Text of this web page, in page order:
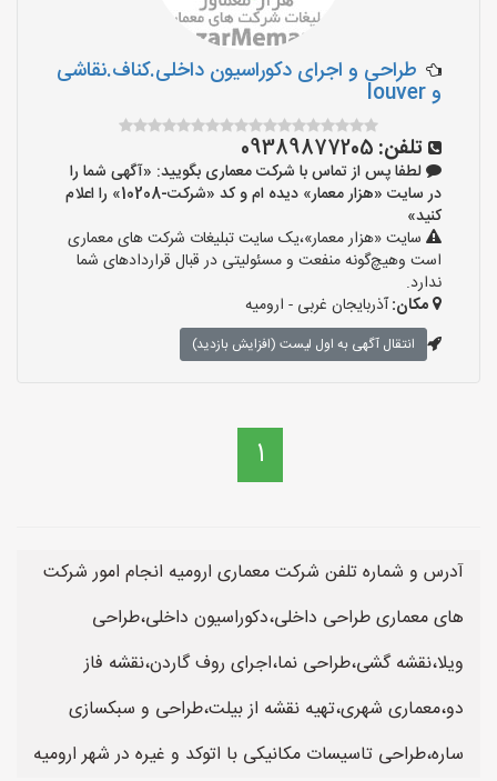
طراحی و اجرای دکوراسیون داخلی.کناف.نقاشی
و louver
تلفن: 09389877205
لطفا پس از تماس با شرکت معماری بگویید: «آگهی شما را
در سایت «هزار معمار» دیده ام و کد «شرکت-10208» را اعلام
کنید»
سایت «هزار معمار»،یک سایت تبلیغات شرکت های معماری
است وهیچ‌گونه منفعت و مسئولیتی در قبال قراردادهای شما
ندارد.
مکان:آذربایجان غربی - ارومیه
انتقال آگهی به اول لیست (افزایش بازدید)
1
آدرس و شماره تلفن شرکت معماری ارومیه انجام امور شرکت
های معماری طراحی داخلی،دکوراسیون داخلی،طراحی
ویلا،نقشه گشی،طراحی نما،اجرای روف گاردن،نقشه فاز
دو،معماری شهری،تهیه نقشه از بیلت،طراحی و سبکسازی
ساره،طراحی تاسیسات مکانیکی با اتوکد و غیره در شهر ارومیه